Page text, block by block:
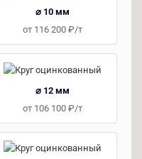
⌀ 10 мм
от 116 200 ₽/т
⌀ 12 мм
от 106 100 ₽/т